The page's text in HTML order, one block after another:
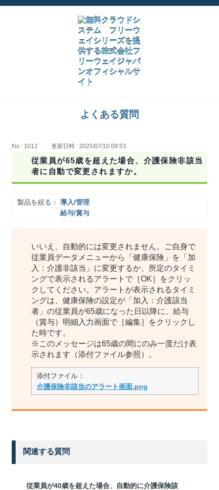
よくある質問
No : 1012 更新日時 : 2025/07/10 09:53
従業員が65歳を超えた場合、介護保険非該当
者に自動で変更されますか。
製品を絞る：
導入/管理
給与/賞与
いいえ、自動的には変更されません。ご自身で
従業員データメニューから「健康保険」を「加
入：介護非該当」に変更するか、所定のタイミ
ングで表示されるアラートで［OK］をクリッ
クしてください。アラートが表示されるタイミ
ングは、健康保険の設定が「加入：介護該当
者」の従業員が65歳になった日以降に、給与
（賞与）明細入力画面で［編集］をクリックし
た時です。
※このメッセージは65歳の間にのみ一度だけ表
示されます（添付ファイル参照）。
添付ファイル：
介護保険非該当のアラート画面.png
関連する質問
従業員が40歳を超えた場合、自動的に介護保険該